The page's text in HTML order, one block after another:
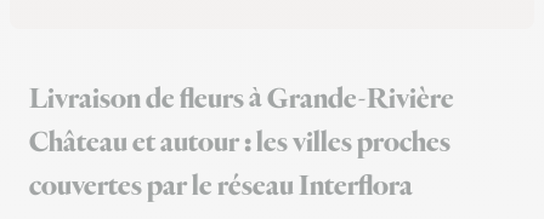
Livraison de fleurs à Grande-Rivière
Château et autour : les villes proches
couvertes par le réseau Interflora